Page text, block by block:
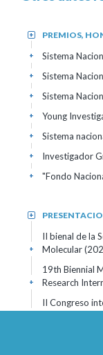
PREMIOS,
+
Sistema
+
Sistema
+
Sistema
+
Young
+
Sistema
+
Investigador
+
"Fondo
+
+
II bienal de la
Molecular
+
19th Biennial
Research
+
II Congreso
Congreso